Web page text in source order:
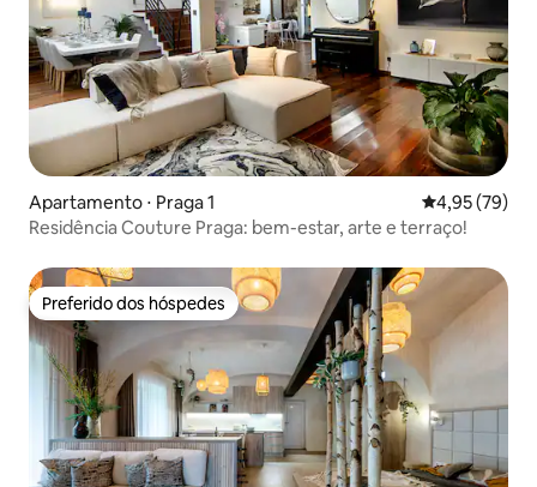
Apartamento ⋅ Praga 1 4,95 de uma
4,95 (79)
Residência Couture Praga: bem-estar, arte e terraço!
Preferido dos hóspedes
Preferido dos hóspedes